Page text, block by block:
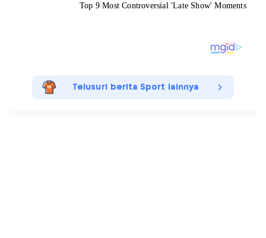
Telusuri berita Sport lainnya